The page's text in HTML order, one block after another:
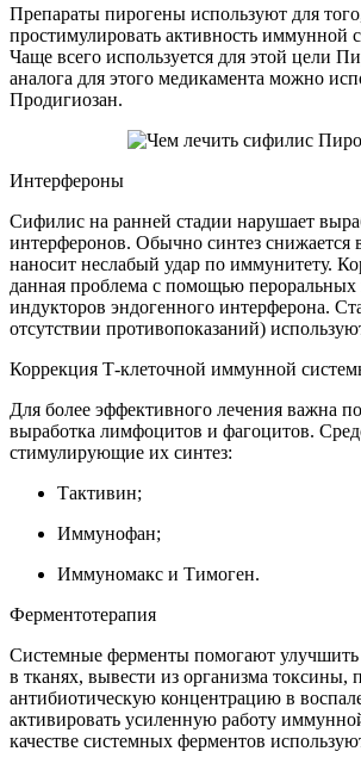
Препараты пирогены используют для
простимулировать активность иммунной
Чаще всего используется для этой цели
аналога для этого медикамента можно
Продигиозан.
Интерфероны
Сифилис на ранней стадии нарушает
интерферонов. Обычно синтез снижается
наносит неслабый удар по иммунитету.
данная проблема с помощью пероральных
индукторов эндогенного интерферона.
отсутствии противопоказаний)
Коррекция Т-клеточной иммунной
Для более эффективного лечения важна
выработка лимфоцитов и фагоцитов.
стимулирующие их синтез:
Тактивин;
Иммунофан;
Иммуномакс и Тимоген.
Ферментотерапия
Системные ферменты помогают
в тканях, вывести из организма токсины,
антибиотическую концентрацию в
активировать усиленную работу
качестве системных ферментов